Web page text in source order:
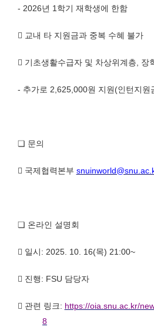
- 2026년 1학기 재학생에 한함
 교내 타 지원금과 중복 수혜 불가
 기초생활수급자 및 차상위계층, 장
- 추가로 2,625,000원 지원(인턴지원
❏ 문의
 국제협력본부
❏ 온라인 설명회
 일시: 2025. 10. 16(목) 21:00~
 진행: FSU 담당자
 관련 링크: https://oia.snu.ac.kr/
8